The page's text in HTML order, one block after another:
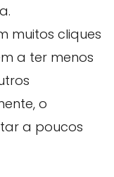
muitos cliques
a ter menos
o
a poucos